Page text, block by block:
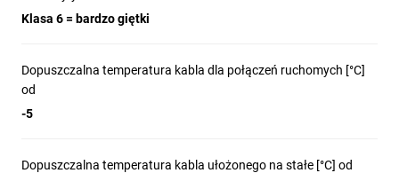
Klasa 6 = bardzo giętki
Dopuszczalna temperatura kabla dla połączeń ruchomych [°C]
od
-5
Dopuszczalna temperatura kabla ułożonego na stałe [°C] od